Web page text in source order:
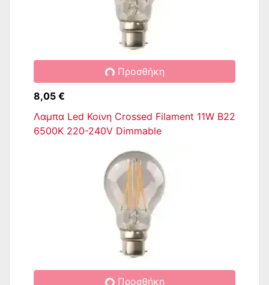
Προσθήκη
8,05 €
Λαμπα Led Κοινη Crossed Filament 11W B22
6500K 220-240V Dimmable
Προσθήκη